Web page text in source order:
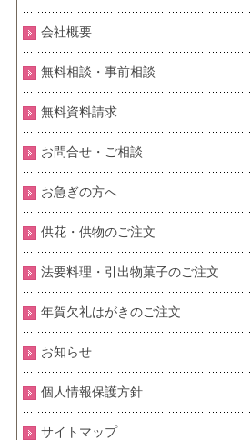
会社概要
無料相談・事前相談
無料資料請求
お問合せ・ご相談
お急ぎの方へ
供花・供物のご注文
法要料理・引出物菓子のご注文
年賀欠礼はがきのご注文
お知らせ
個人情報保護方針
サイトマップ